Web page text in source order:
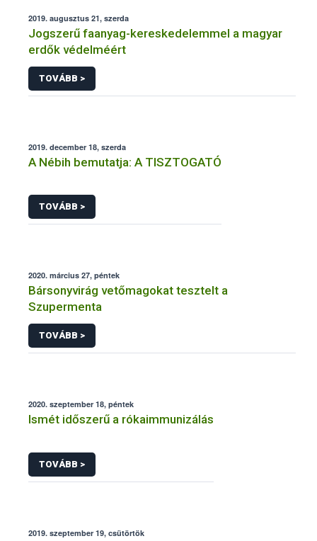
2019. augusztus 21, szerda
Jogszerű faanyag-kereskedelemmel a magyar
erdők védelméért
TOVÁBB >
2019. december 18, szerda
A Nébih bemutatja: A TISZTOGATÓ
TOVÁBB >
2020. március 27, péntek
Bársonyvirág vetőmagokat tesztelt a
Szupermenta
TOVÁBB >
2020. szeptember 18, péntek
Ismét időszerű a rókaimmunizálás
TOVÁBB >
2019. szeptember 19, csütörtök